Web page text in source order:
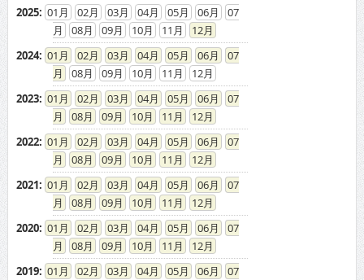
2025: 01 02 03 04 05 06
07
08
09 10 11
12
2024: 01 02 03 04 05 06
07
08
09 10 11
12
2023: 01 02 03 04 05 06
07
08
09 10 11
12
2022: 01 02 03 04 05 06
07
08
09 10 11
12
2021: 01 02 03 04 05 06
07
08
09 10 11
12
2020: 01 02 03 04 05 06
07
08
09 10 11
12
2019: 01 02 03 04 05 06
07